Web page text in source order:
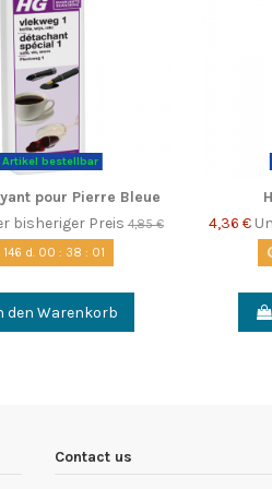
bestellbar
pour Pierre Bleue
bisheriger Preis4,85 €
146d. 00: 38: 00
den Warenkorb
4,36 €
Contact us